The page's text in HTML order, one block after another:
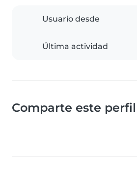
Usuario desde
Última actividad
Comparte este perfil